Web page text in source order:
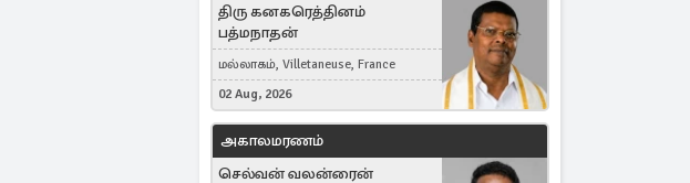
திரு கனகரெத்தினம்
பத்மநாதன்
மல்லாகம், Villetaneuse, France
02 Aug, 2026
அகாலமரணம்
செல்வன் வலன்ரைன்